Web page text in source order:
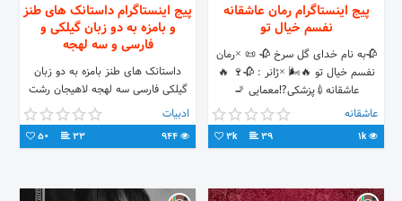
پیج اینستاگرام رمان عاشقانه
نفسم خیال تو
🥀به نام خدای گل سرخ 🥀 📜 ×رمان
نفسم خیال تو 🔥🌬 ×ژانر : 🥀🍷 🔥
عاشقانه💉پزشکی⁉️معمایی 🚬
مافیایی🔻مثلث عشقی🔺️ °•❀•°°•❀•°
°•❀•°°•❀•° 👠🔮 نفس / بارانا 💄🕶
یگانه دختر رئیس شوم ترین باند مافیای
عاشقانه
1k
39
3k
پیج اینستاگرام داستانک های طنز
و بامزه به دو زبان گیلکی و
فارسی و سه لهجه
داستانک های طنز بامزه به دو زبان
گیلکی فارسی سه لهجه لاهیجان رشت
محاوره فارسی
ادبیات
33
50